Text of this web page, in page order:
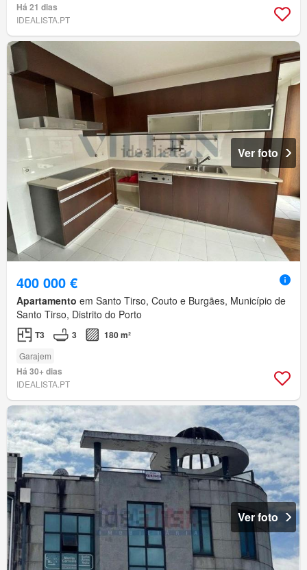
Há 21 dias
IDEALISTA.PT
Ver foto
400 000 €
Apartamento em Santo Tirso, Couto e Burgães, Município de
Santo Tirso, Distrito do Porto
T3 3 180 m²
Garajem
Há 30+ dias
IDEALISTA.PT
Ver foto